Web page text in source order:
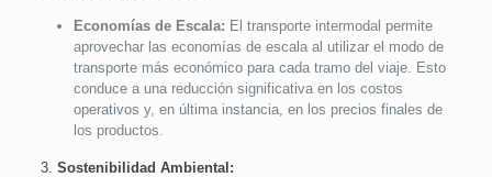
Economías de Escala: El transporte intermodal permite
aprovechar las economías de escala al utilizar el modo de
transporte más económico para cada tramo del viaje. Esto
conduce a una reducción significativa en los costos
operativos y, en última instancia, en los precios finales de
los productos.
3. Sostenibilidad Ambiental: